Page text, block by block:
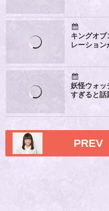
キングオ
レーション
妖怪ウォッ
すぎると話
PREV